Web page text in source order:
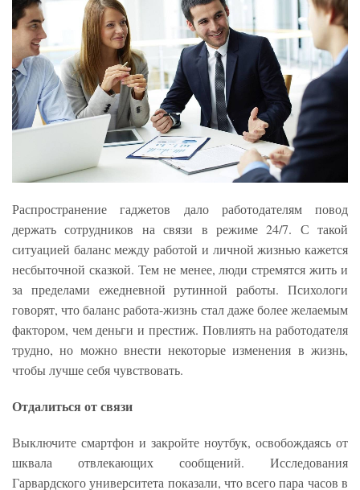
Распространение гаджетов дало работодателям повод
держать сотрудников на связи в режиме 24/7. С такой
ситуацией баланс между работой и личной жизнью кажется
несбыточной сказкой. Тем не менее, люди стремятся жить и
за пределами ежедневной рутинной работы. Психологи
говорят, что баланс работа-жизнь стал даже более желаемым
фактором, чем деньги и престиж. Повлиять на работодателя
трудно, но можно внести некоторые изменения в жизнь,
чтобы лучше себя чувствовать.
Отдалиться от связи
Выключите смартфон и закройте ноутбук, освобождаясь от
шквала отвлекающих сообщений. Исследования
Гарвардского университета показали, что всего пара часов в